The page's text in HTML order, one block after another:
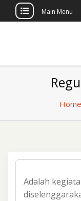
Main Menu
Home
Adalah